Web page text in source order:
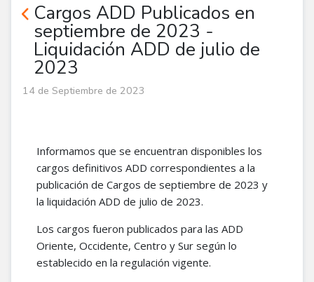
Cargos ADD Publicados en
septiembre de 2023 -
Liquidación ADD de julio de
2023
14 de Septiembre de 2023
Informamos que se encuentran disponibles los
cargos definitivos ADD correspondientes a la
publicación de Cargos de septiembre de 2023 y
la liquidación ADD de julio de 2023.
Los cargos fueron publicados para las ADD
Oriente, Occidente, Centro y Sur según lo
establecido en la regulación vigente.